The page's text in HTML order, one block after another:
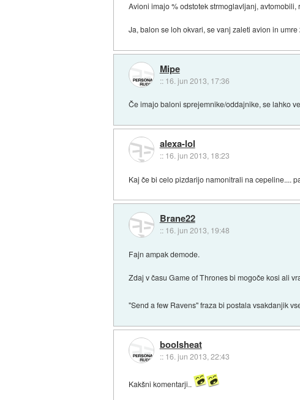
Avioni imajo % odstotek strmoglavljanj,
Ja, balon se loh okvari, se vanj zaleti avion in
Mipe
:: 16. jun 2013, 17:36
Če imajo baloni sprejemnike/oddajnike, se lahko
alexa-lol
:: 16. jun 2013, 18:23
Kaj če bi celo pizdarijo namonitrali na cepeline....
Brane22
:: 16. jun 2013, 19:48
Fajn ampak demode.
Zdaj v času Game of Thrones bi mogoče kosi ali
"Send a few Ravens" fraza bi postala vsakdanjik
boolsheat
:: 16. jun 2013, 22:43
Kakšni komentarji..